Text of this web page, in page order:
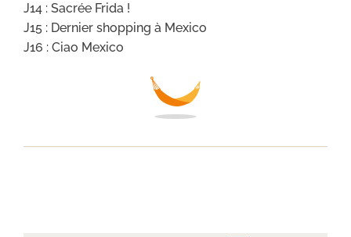
J14 : Sacrée Frida !
J15 : Dernier shopping à Mexico
J16 : Ciao Mexico